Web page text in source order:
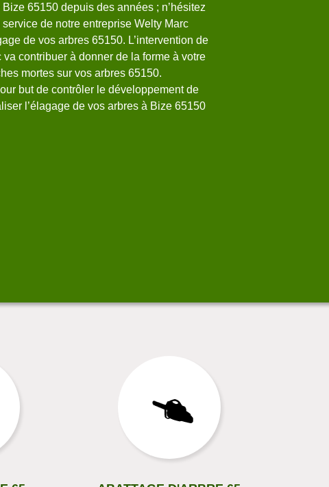
65150 depuis des années ; n’hésitez
de notre entreprise Welty Marc
de vos arbres 65150. L’intervention de
contribuer à donner de la forme à votre
mortes sur vos arbres 65150.
but de contrôler le développement de
l’élagage de vos arbres à Bize 65150